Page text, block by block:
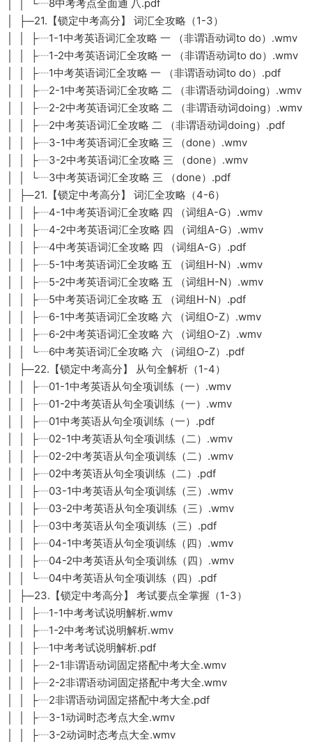
│ │ └┈8中考考点全面通 八.pdf
│ ├─21.【锁定中考高分】 词汇全攻略（1-3）
│ │ ├┈1-1中考英语词汇全攻略 一 （非谓语动词to do）.wmv
│ │ ├┈1-2中考英语词汇全攻略 一 （非谓语动词to do）.wmv
│ │ ├┈1中考英语词汇全攻略 一 （非谓语动词to do）.pdf
│ │ ├┈2-1中考英语词汇全攻略 二 （非谓语动词doing）.wmv
│ │ ├┈2-2中考英语词汇全攻略 二 （非谓语动词doing）.wmv
│ │ ├┈2中考英语词汇全攻略 二 （非谓语动词doing）.pdf
│ │ ├┈3-1中考英语词汇全攻略 三 （done）.wmv
│ │ ├┈3-2中考英语词汇全攻略 三 （done）.wmv
│ │ └┈3中考英语词汇全攻略 三 （done）.pdf
│ ├─21.【锁定中考高分】 词汇全攻略（4-6）
│ │ ├┈4-1中考英语词汇全攻略 四 （词组A-G）.wmv
│ │ ├┈4-2中考英语词汇全攻略 四 （词组A-G）.wmv
│ │ ├┈4中考英语词汇全攻略 四 （词组A-G）.pdf
│ │ ├┈5-1中考英语词汇全攻略 五 （词组H-N）.wmv
│ │ ├┈5-2中考英语词汇全攻略 五 （词组H-N）.wmv
│ │ ├┈5中考英语词汇全攻略 五 （词组H-N）.pdf
│ │ ├┈6-1中考英语词汇全攻略 六 （词组O-Z）.wmv
│ │ ├┈6-2中考英语词汇全攻略 六 （词组O-Z）.wmv
│ │ └┈6中考英语词汇全攻略 六 （词组O-Z）.pdf
│ ├─22.【锁定中考高分】 从句全解析（1-4）
│ │ ├┈01-1中考英语从句全项训练（一）.wmv
│ │ ├┈01-2中考英语从句全项训练（一）.wmv
│ │ ├┈01中考英语从句全项训练（一）.pdf
│ │ ├┈02-1中考英语从句全项训练（二）.wmv
│ │ ├┈02-2中考英语从句全项训练（二）.wmv
│ │ ├┈02中考英语从句全项训练（二）.pdf
│ │ ├┈03-1中考英语从句全项训练（三）.wmv
│ │ ├┈03-2中考英语从句全项训练（三）.wmv
│ │ ├┈03中考英语从句全项训练（三）.pdf
│ │ ├┈04-1中考英语从句全项训练（四）.wmv
│ │ ├┈04-2中考英语从句全项训练（四）.wmv
│ │ └┈04中考英语从句全项训练（四）.pdf
│ ├─23.【锁定中考高分】 考试要点全掌握（1-3）
│ │ ├┈1-1中考考试说明解析.wmv
│ │ ├┈1-2中考考试说明解析.wmv
│ │ ├┈1中考考试说明解析.pdf
│ │ ├┈2-1非谓语动词固定搭配中考大全.wmv
│ │ ├┈2-2非谓语动词固定搭配中考大全.wmv
│ │ ├┈2非谓语动词固定搭配中考大全.pdf
│ │ ├┈3-1动词时态考点大全.wmv
│ │ ├┈3-2动词时态考点大全.wmv